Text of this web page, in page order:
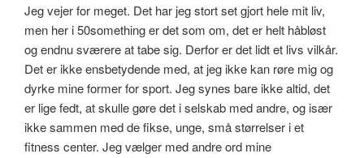
Jeg vejer for meget. Det har jeg stort set gjort hele mit liv,
men her i 50something er det som om, det er helt håbløst
og endnu sværere at tabe sig. Derfor er det lidt et livs vilkår.
Det er ikke ensbetydende med, at jeg ikke kan røre mig og
dyrke mine former for sport. Jeg synes bare ikke altid, det
er lige fedt, at skulle gøre det i selskab med andre, og især
ikke sammen med de fikse, unge, små størrelser i et
fitness center. Jeg vælger med andre ord mine